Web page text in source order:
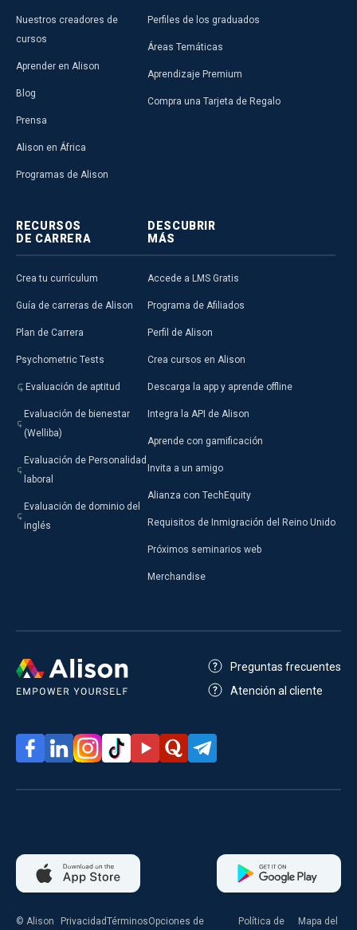
Nuestros creadores de
cursos
Aprender en Alison
Blog
Prensa
Alison en África
Programas de Alison
Perfiles de los graduados
Áreas Temáticas
Aprendizaje Premium
Compra una Tarjeta de Regalo
RECURSOS
DE CARRERA
Crea tu currículum
Guía de carreras de Alison
Plan de Carrera
Psychometric Tests
Evaluación de aptitud
Evaluación de bienestar
(Welliba)
Evaluación de Personalidad
laboral
Evaluación de dominio del
inglés
DESCUBRIR
MÁS
Accede a LMS Gratis
Programa de Afiliados
Perfil de Alison
Crea cursos en Alison
Descarga la app y aprende offline
Integra la API de Alison
Aprende con gamificación
Invita a un amigo
Alianza con TechEquity
Requisitos de Inmigración del Reino Unido
Próximos seminarios web
Merchandise
Preguntas frecuentes
Atención al cliente
© Alison PrivacidadTérminosOpciones de Política de Mapa del